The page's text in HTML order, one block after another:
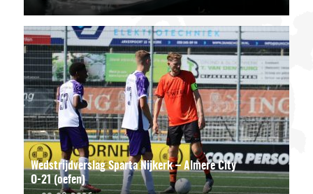
Wedstrijdverslag Sparta Nijkerk – Almere City
O-21 (oefen)